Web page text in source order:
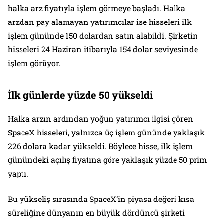
halka arz fiyatıyla işlem görmeye başladı. Halka
arzdan pay alamayan yatırımcılar ise hisseleri ilk
işlem gününde 150 dolardan satın alabildi. Şirketin
hisseleri 24 Haziran itibarıyla 154 dolar seviyesinde
işlem görüyor.
İlk günlerde yüzde 50 yükseldi
Halka arzın ardından yoğun yatırımcı ilgisi gören
SpaceX hisseleri, yalnızca üç işlem gününde yaklaşık
226 dolara kadar yükseldi. Böylece hisse, ilk işlem
günündeki açılış fiyatına göre yaklaşık yüzde 50 prim
yaptı.
Bu yükseliş sırasında SpaceX’in piyasa değeri kısa
süreliğine dünyanın en büyük dördüncü şirketi